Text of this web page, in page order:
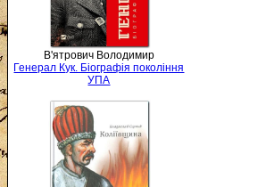
В'ятрович Володимир
Генерал Кук. Біографія покоління
УПА